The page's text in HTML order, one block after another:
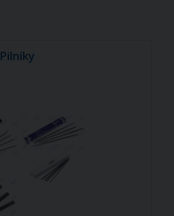
Pilníky